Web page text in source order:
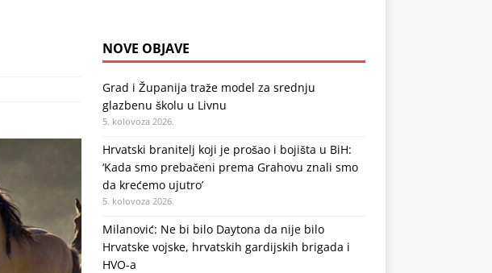
NOVE OBJAVE
Grad i Županija traže model za srednju
glazbenu školu u Livnu
5. kolovoza 2026.
Hrvatski branitelj koji je prošao i bojišta u BiH:
‘Kada smo prebačeni prema Grahovu znali smo
da krećemo ujutro’
5. kolovoza 2026.
Milanović: Ne bi bilo Daytona da nije bilo
Hrvatske vojske, hrvatskih gardijskih brigada i
HVO-a